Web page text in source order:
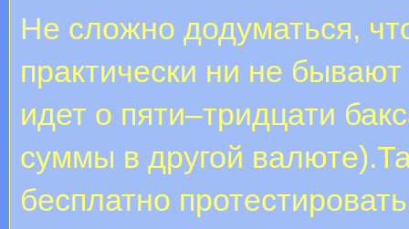
Не сложно додуматься,
практически ни не
идет о пяти–тридцати
суммы в другой
бесплатно